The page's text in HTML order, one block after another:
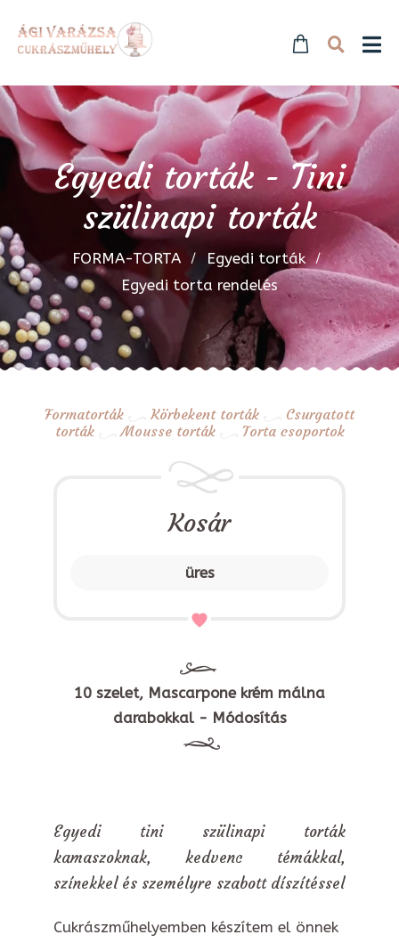
Egyedi torták - Tini
szülinapi torták
FORMA-TORTA
Egyedi torták
Egyedi torta rendelés
Formatorták Körbekent torták
Csurgatott
torták
Mousse torták Torta csoportok
Kosár
üres
10 szelet, Mascarpone krém málna
darabokkal - Módosítás
Egyedi tini szülinapi torták
kamaszoknak, kedvenc témákkal,
színekkel és személyre szabott díszítéssel
Cukrászműhelyemben készítem el önnek